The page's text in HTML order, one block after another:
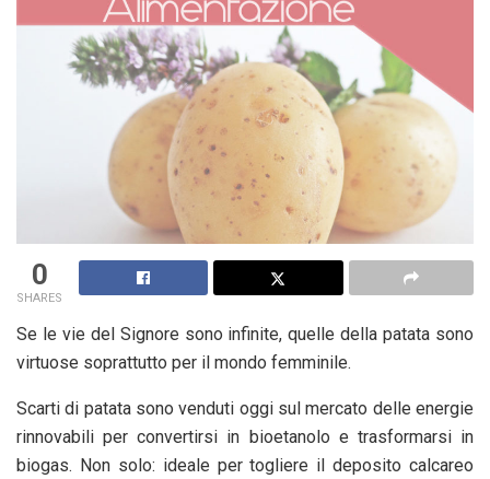
0
SHARES
Se le vie del Signore sono infinite, quelle della patata sono
virtuose soprattutto per il mondo femminile.
Scarti di patata sono venduti oggi sul mercato delle energie
rinnovabili per convertirsi in bioetanolo e trasformarsi in
biogas. Non solo: ideale per togliere il deposito calcareo